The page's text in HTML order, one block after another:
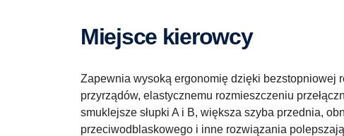
Miejsce kierowcy
Zapewnia wysoką ergonomię dzięki bezstopniowej
przyrządów, elastycznemu rozmieszczeniu
smuklejsze słupki A i B, większa szyba przednia,
przeciwodblaskowego i inne rozwiązania